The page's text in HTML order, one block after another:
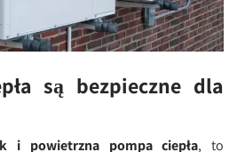
są bezpieczne dla
i powietrzna pompa ciepła, to